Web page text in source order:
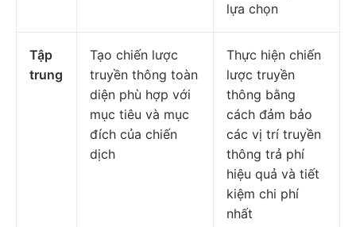
lựa chọn
Tập
trung
Tạo chiến lược
truyền thông toàn
diện phù hợp với
mục tiêu và mục
đích của chiến
dịch
Thực hiện chiến
lược truyền
thông bằng
cách đảm bảo
các vị trí truyền
thông trả phí
hiệu quả và tiết
kiệm chi phí
nhất